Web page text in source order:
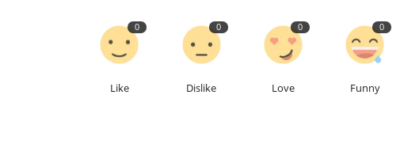
0
Like
0
Dislike
0
Love
0
Funny